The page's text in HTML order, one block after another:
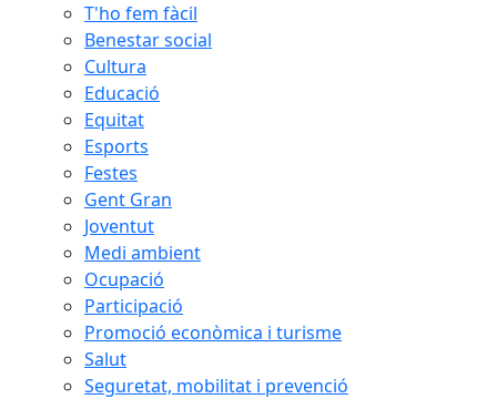
T'ho fem fàcil
Benestar social
Cultura
Educació
Equitat
Esports
Festes
Gent Gran
Joventut
Medi ambient
Ocupació
Participació
Promoció econòmica i turisme
Salut
Seguretat, mobilitat i prevenció